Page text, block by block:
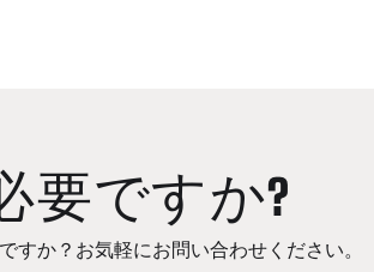
要ですか?
すか？お気軽にお問い合わせください。